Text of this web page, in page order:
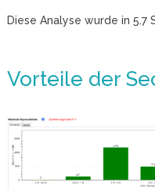
Diese Analyse wurde in 5.7
Vorteile der